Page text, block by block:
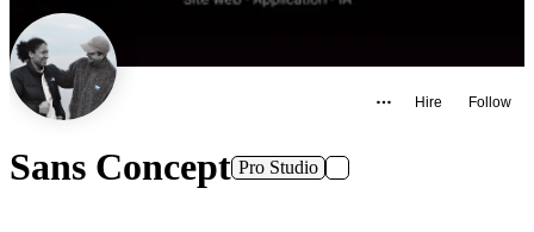
Hire Follow
Sans Concept Pro Studio